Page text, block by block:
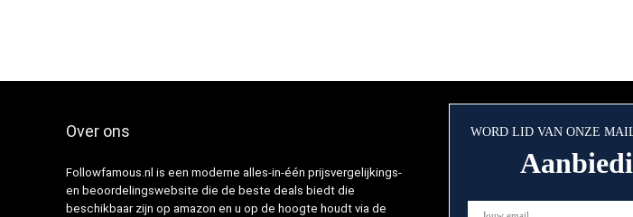
Over ons
Followfamous.nl is een moderne alles-in-één prijsvergelijkings-
en beoordelingswebsite die de beste deals biedt die
beschikbaar zijn op amazon en u op de hoogte houdt via de
WORD LID VAN ONZE